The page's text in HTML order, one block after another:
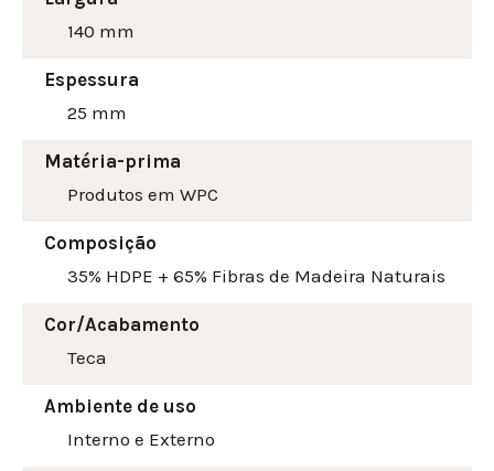
140 mm
Espessura
25 mm
Matéria-prima
Produtos em WPC
Composição
35% HDPE + 65% Fibras de Madeira Naturais
Cor/Acabamento
Teca
Ambiente de uso
Interno e Externo